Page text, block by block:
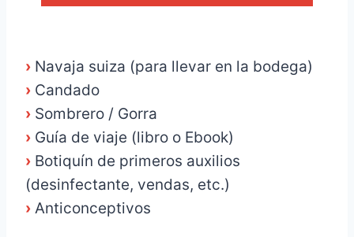
› Navaja suiza (para llevar en la bodega)
› Candado
› Sombrero / Gorra
› Guía de viaje (libro o Ebook)
› Botiquín de primeros auxilios
(desinfectante, vendas, etc.)
› Anticonceptivos